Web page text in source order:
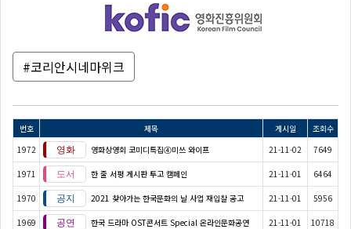
#코리안시네마위크
번호 제목 게시일
조회수
1972
영화상영회 코미디특집④미쓰 와이프 21-11-02 7649
1971 한 줄 서평 게시판 투고 캠페인 21-11-01 6464
1970 2021 찾아가는 한국문화의 날 사업 재입찰 공고 21-11-01 5956
1969 한국 드라마 OST콘서트 Special 온라인문화공연 21-11-01 10718